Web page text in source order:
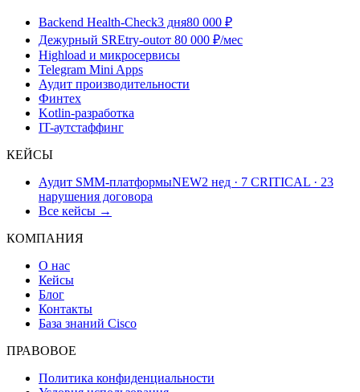
Backend Health-Check3 дня80 000 ₽
Дежурный SREtry-outот 80 000 ₽/мес
Highload и микросервисы
Telegram Mini Apps
Аудит производительности
Финтех
Kotlin-разработка
IT-аутстаффинг
КЕЙСЫ
Аудит SMM-платформыNEW2 нед · 7 CRITICAL · 23
нарушения договора
Все кейсы →
КОМПАНИЯ
О нас
Кейсы
Блог
Контакты
База знаний Cisco
ПРАВОВОЕ
Политика конфиденциальности